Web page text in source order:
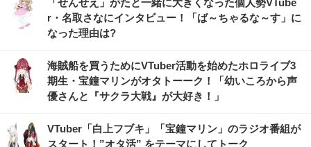
「せんせえ」がたと一緒に大きくなった個人勢VTube
r・名取さなにインタビュー！「ば～ちゃるな～す」に
なった理由は?
海賊船を買うためにVTuber活動を始めたホロライブ3
期生・宝鐘マリンがオタトーーク！「幼いころから声
優さんと『サクラ大戦』が大好き！」
VTuber「白上フブキ」「宝鐘マリン」のラジオ番組が
スタート！”オタ活” をテーマにしてトーク